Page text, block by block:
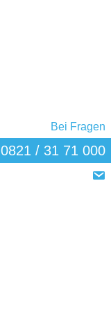
Bei Fragen
0821 / 31 71 000